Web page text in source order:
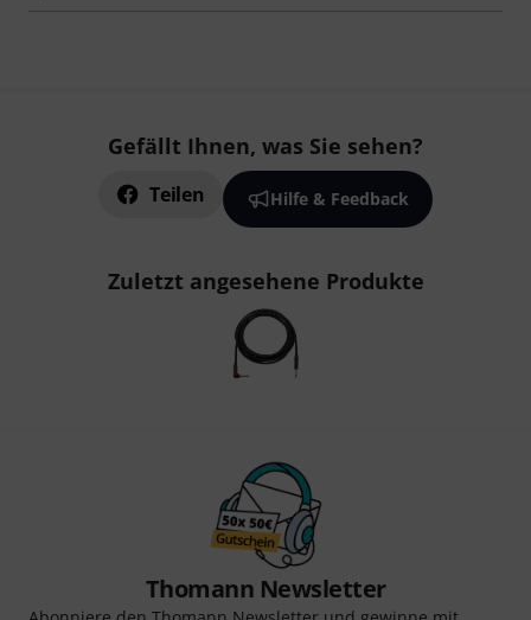
Gefällt Ihnen, was Sie sehen?
Teilen Hilfe & Feedback
Zuletzt angesehene Produkte
Thomann Newsletter